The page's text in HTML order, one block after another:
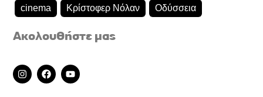
cinema Κρίστοφερ Νόλαν Οδύσσεια
Ακολουθήστε μας
I
n
s
F
a
c
Y
o
u